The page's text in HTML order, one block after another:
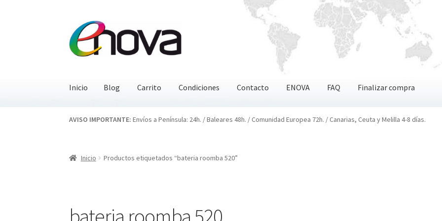
a
la
al
contenido
Inicio Blog Carrito Condiciones Contacto ENOVA FAQ Finalizar compra
Inicio BlogCarrito CondicionesContacto ENOVA FAQ Finalizar compra
AVISO IMPORTANTE: Envíos a Península: 24h. / Baleares 48h. / Comunidad Europea 72h. / Canarias, Ceuta y Melilla 4-8 días.
Inicio Productos etiquetados “bateria roomba 520”